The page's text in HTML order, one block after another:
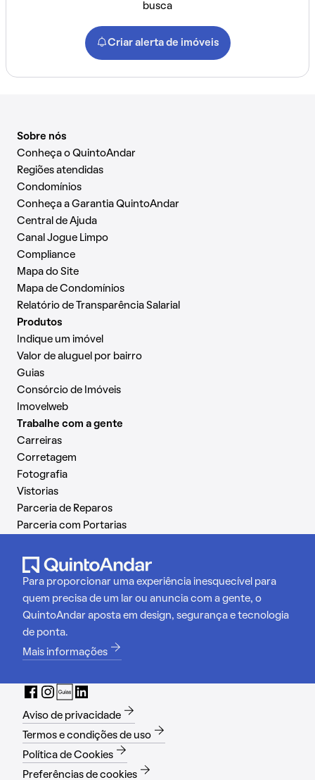
busca
Criar alerta de imóveis
Sobre nós
Conheça o QuintoAndar
Regiões atendidas
Condomínios
Conheça a Garantia QuintoAndar
Central de Ajuda
Canal Jogue Limpo
Compliance
Mapa do Site
Mapa de Condomínios
Relatório de Transparência Salarial
Produtos
Indique um imóvel
Valor de aluguel por bairro
Guias
Consórcio de Imóveis
Imovelweb
Trabalhe com a gente
Carreiras
Corretagem
Fotografia
Vistorias
Parceria de Reparos
Parceria com Portarias
Para proporcionar uma experiência inesquecível para
quem precisa de um lar ou anuncia com a gente, o
QuintoAndar aposta em design, segurança e tecnologia
de ponta.
Mais informações
Aviso de privacidade
Termos e condições de uso
Política de Cookies
Preferências de cookies